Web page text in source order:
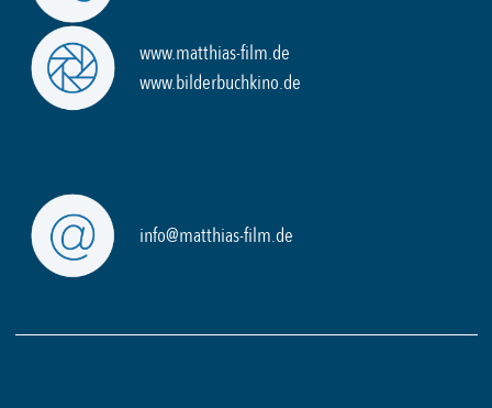
www.matthias-film.de
www.bilderbuchkino.de
info@matthias-film.de